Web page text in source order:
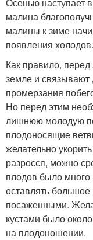
малина
малины к зиме
появления холодов.
Как правило,
земле и связывают
промерзания
Но перед этим
лишнюю молодую
плодоносящие
желательно
разросся, можно
плодов было
оставлять большое
посаженными.
кустами было
на плодоношении.